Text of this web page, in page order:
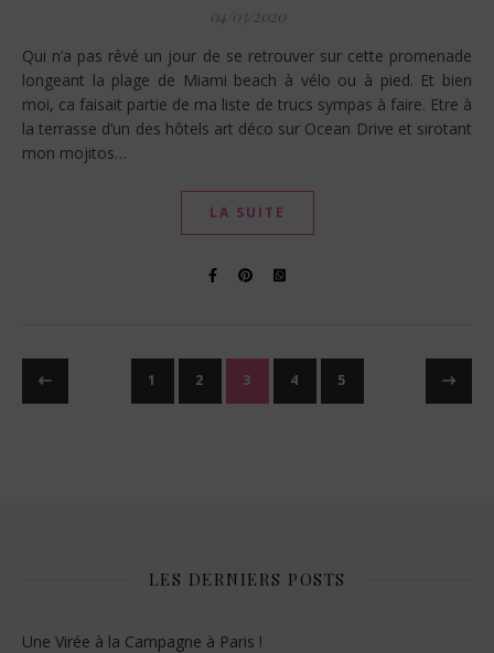
04/03/2020
Qui n’a pas rêvé un jour de se retrouver sur cette promenade
longeant la plage de Miami beach à vélo ou à pied. Et bien
moi, ca faisait partie de ma liste de trucs sympas à faire. Etre à
la terrasse d’un des hôtels art déco sur Ocean Drive et sirotant
mon mojitos…
LA SUITE
1 2 3 4 5
LES DERNIERS POSTS
Une Virée à la Campagne à Paris !